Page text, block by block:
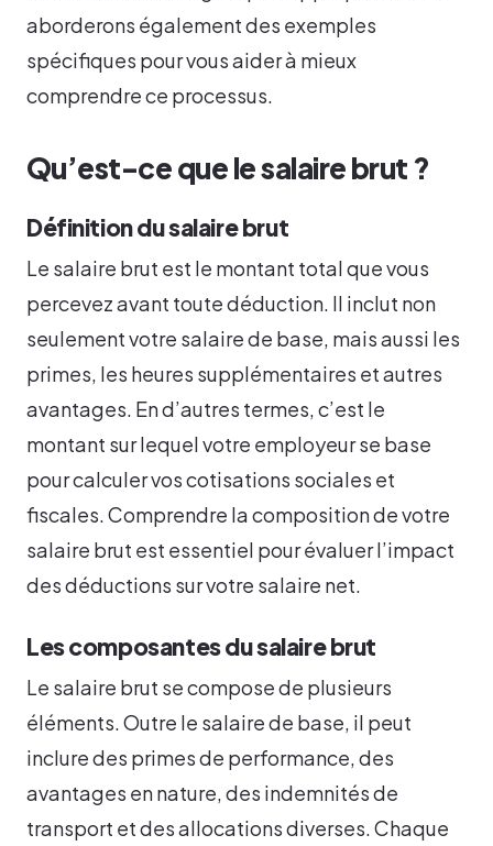
aborderons également des exemples
spécifiques pour vous aider à mieux
comprendre ce processus.
Qu’est-ce que le salaire brut ?
Définition du salaire brut
Le salaire brut est le montant total que vous
percevez avant toute déduction. Il inclut non
seulement votre salaire de base, mais aussi les
primes, les heures supplémentaires et autres
avantages. En d’autres termes, c’est le
montant sur lequel votre employeur se base
pour calculer vos cotisations sociales et
fiscales. Comprendre la composition de votre
salaire brut est essentiel pour évaluer l’impact
des déductions sur votre salaire net.
Les composantes du salaire brut
Le salaire brut se compose de plusieurs
éléments. Outre le salaire de base, il peut
inclure des primes de performance, des
avantages en nature, des indemnités de
transport et des allocations diverses. Chaque